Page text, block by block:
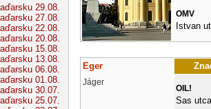
29.08.
27.08.
22.08.
20.08.
15.08.
13.08.
06.08.
01.08.
30.07.
25.07.
OMV
Istvan
Eger
Jáger
OIL!
Sas